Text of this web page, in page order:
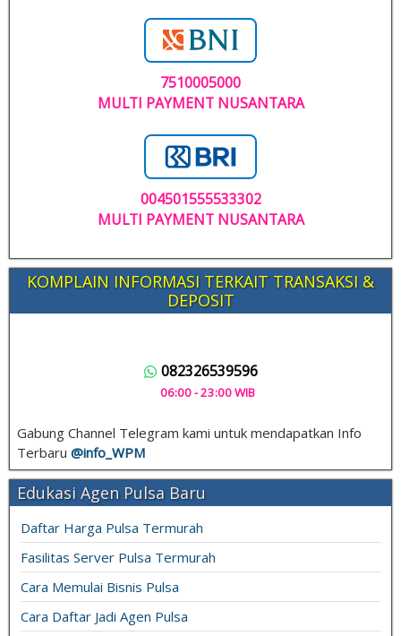
7510005000
MULTI PAYMENT NUSANTARA
004501555533302
MULTI PAYMENT NUSANTARA
KOMPLAIN INFORMASI TERKAIT TRANSAKSI &
DEPOSIT
082326539596
06:00 - 23:00 WIB
Gabung Channel Telegram kami untuk mendapatkan Info
Terbaru @info_ WPM
Edukasi Agen Pulsa Baru
Daftar Harga Pulsa Termurah
Fasilitas Server Pulsa Termurah
Cara Memulai Bisnis Pulsa
Cara Daftar Jadi Agen Pulsa